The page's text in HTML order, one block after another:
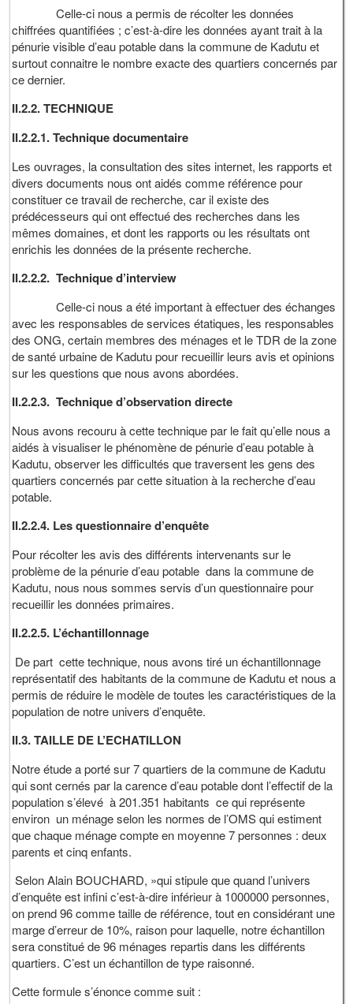
Celle-ci nous a permis de récolter les données
chiffrées quantifiées ; c’est-à-dire les données ayant trait à la
pénurie visible d’eau potable dans la commune de Kadutu et
surtout connaitre le nombre exacte des quartiers concernés par
ce dernier.
II.2.2. TECHNIQUE
II.2.2.1. Technique documentaire
Les ouvrages, la consultation des sites internet, les rapports et
divers documents nous ont aidés comme référence pour
constituer ce travail de recherche, car il existe des
prédécesseurs qui ont effectué des recherches dans les
mêmes domaines, et dont les rapports ou les résultats ont
enrichis les données de la présente recherche.
II.2.2.2. Technique d’interview
Celle-ci nous a été important à effectuer des échanges
avec les responsables de services étatiques, les responsables
des ONG, certain membres des ménages et le TDR de la zone
de santé urbaine de Kadutu pour recueillir leurs avis et opinions
sur les questions que nous avons abordées.
II.2.2.3. Technique d’observation directe
Nous avons recouru à cette technique par le fait qu’elle nous a
aidés à visualiser le phénomène de pénurie d’eau potable à
Kadutu, observer les difficultés que traversent les gens des
quartiers concernés par cette situation à la recherche d’eau
potable.
II.2.2.4. Les questionnaire d’enquête
Pour récolter les avis des différents intervenants sur le
problème de la pénurie d’eau potable dans la commune de
Kadutu, nous nous sommes servis d’un questionnaire pour
recueillir les données primaires.
II.2.2.5. L’échantillonnage
De part cette technique, nous avons tiré un échantillonnage
représentatif des habitants de la commune de Kadutu et nous a
permis de réduire le modèle de toutes les caractéristiques de la
population de notre univers d’enquête.
II.3. TAILLE DE L’ECHATILLON
Notre étude a porté sur 7 quartiers de la commune de Kadutu
qui sont cernés par la carence d’eau potable dont l’effectif de la
population s’élevé à 201.351 habitants ce qui représente
environ un ménage selon les normes de l’OMS qui estiment
que chaque ménage compte en moyenne 7 personnes : deux
parents et cinq enfants.
Selon Alain BOUCHARD, »qui stipule que quand l’univers
d’enquête est infini c’est-à-dire inférieur à 1000000 personnes,
on prend 96 comme taille de référence, tout en considérant une
marge d’erreur de 10%, raison pour laquelle, notre échantillon
sera constitué de 96 ménages repartis dans les différents
quartiers. C’est un échantillon de type raisonné.
Cette formule s’énonce comme suit :